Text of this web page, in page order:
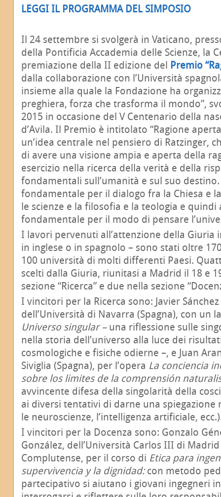
LEGGI IL PROGRAMMA DEL SIMPOSIO
Il 24 settembre si svolgerà in Vaticano,
della Pontificia Accademia delle Scienze, la
premiazione della II edizione del Premio
dalla collaborazione con l’Università
insieme alla quale la Fondazione ha
preghiera, forza che trasforma il mondo”,
2015 in occasione del V Centenario della
d’Avila. Il Premio è intitolato “Ragione
un’idea centrale nel pensiero di Ratzinger,
di avere una visione ampia e aperta della
esercizio nella ricerca della verità e della
fondamentali sull’umanità e sul suo
fondamentale per il dialogo fra la Chiesa e
le scienze e la filosofia e la teologia e quindi
fondamentale per il modo di pensare
I lavori pervenuti all’attenzione della Giuria
in inglese o in spagnolo – sono stati oltre
100 università di molti differenti Paesi.
scelti dalla Giuria, riunitasi a Madrid il 18 e
sezione “Ricerca” e due nella sezione
I vincitori per la Ricerca sono: Javier
dell’Università di Navarra (Spagna), con un
Universo singular – una riflessione sulle
nella storia dell’universo alla luce dei
cosmologiche e fisiche odierne –, e Juan
Siviglia (Spagna), per l’opera La conciencia
sobre los limites de la comprensión
avvincente difesa della singolarità della
ai diversi tentativi di darne una
le neuroscienze, l’intelligenza artificiale,
I vincitori per la Docenza sono: Gonzalo
González, dell’Università Carlos III di
Complutense, per il corso di Etica para
supervivencia y la dignidad:con metodo
partecipativo si aiutano i giovani ingegneri